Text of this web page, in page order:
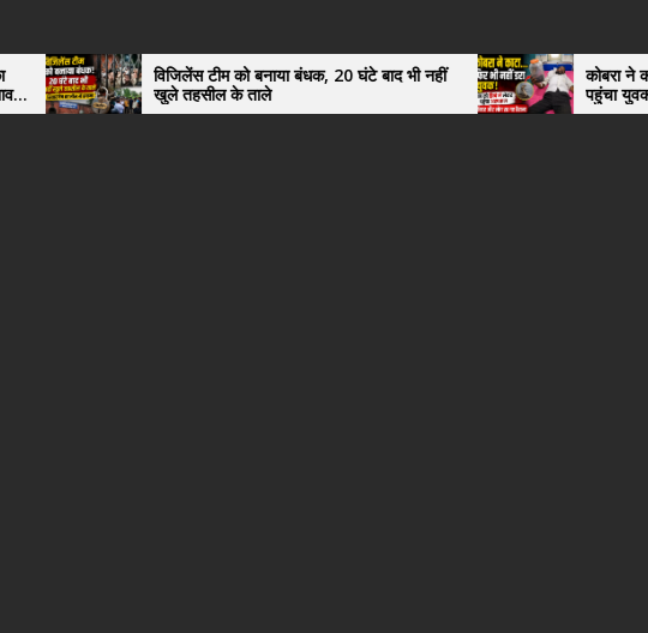
विजिलेंस टीम को बनाया बंधक, 20 घंटे बाद भी नहीं
खुले तहसील के ताले
कोबरा ने काटा तो उसी को डिब्बे में
पहुंचा युवक, अस्पताल में देखकर
हैरान